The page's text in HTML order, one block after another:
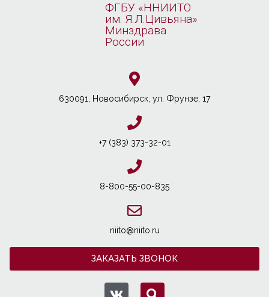
ФГБУ «ННИИТО
им. Я.Л.Цивьяна»
Минздрава
России
630091, Новосибирcк, ул. Фрунзе, 17
+7 (383) 373-32-01
8-800-55-00-835
niito@niito.ru
ЗАКАЗАТЬ ЗВОНОК